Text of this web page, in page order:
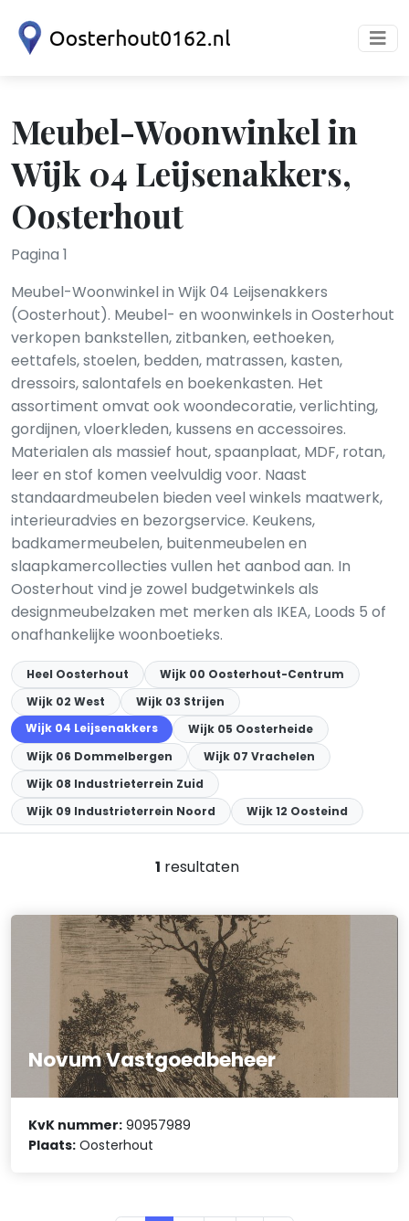
Meubel-Woonwinkel in
Wijk 04 Leijsenakkers,
Oosterhout
Pagina 1
Meubel-Woonwinkel in Wijk 04 Leijsenakkers
(Oosterhout). Meubel- en woonwinkels in Oosterhout
verkopen bankstellen, zitbanken, eethoeken,
eettafels, stoelen, bedden, matrassen, kasten,
dressoirs, salontafels en boekenkasten. Het
assortiment omvat ook woondecoratie, verlichting,
gordijnen, vloerkleden, kussens en accessoires.
Materialen als massief hout, spaanplaat, MDF, rotan,
leer en stof komen veelvuldig voor. Naast
standaardmeubelen bieden veel winkels maatwerk,
interieuradvies en bezorgservice. Keukens,
badkamermeubelen, buitenmeubelen en
slaapkamercollecties vullen het aanbod aan. In
Oosterhout vind je zowel budgetwinkels als
designmeubelzaken met merken als IKEA, Loods 5 of
onafhankelijke woonboetieks.
Heel Oosterhout
Wijk 00 Oosterhout-Centrum
Wijk 02 West
Wijk 03 Strijen
Wijk 04 Leijsenakkers
Wijk 05 Oosterheide
Wijk 06 Dommelbergen
Wijk 07 Vrachelen
Wijk 08 Industrieterrein Zuid
Wijk 09 Industrieterrein Noord
Wijk 12 Oosteind
1 resultaten
Novum Vastgoedbeheer
KvK nummer: 90957989
Plaats: Oosterhout